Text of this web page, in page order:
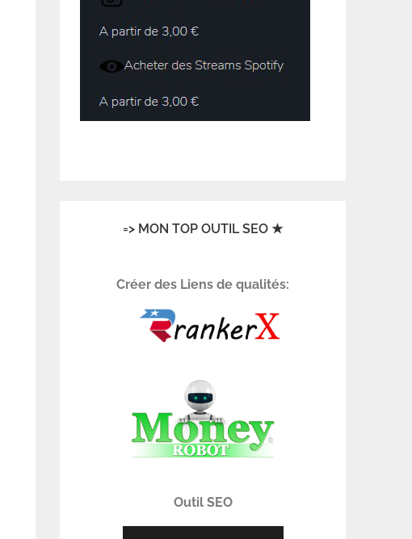
=> MON TOP OUTIL SEO ★
Créer des Liens de qualités:
Outil SEO